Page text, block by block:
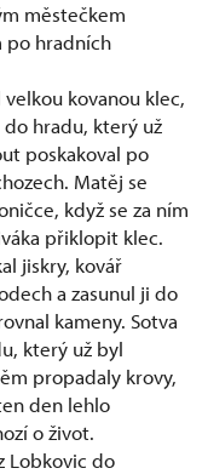
městečkem
po hradních
kovanou klec,
hradu, který už
poskakoval po
Matěj se
když se za ním
přiklopit klec.
jiskry, kovář
a zasunul ji do
kameny. Sotva
který už byl
propadaly krovy,
den lehlo
o život.
Lobkovic do